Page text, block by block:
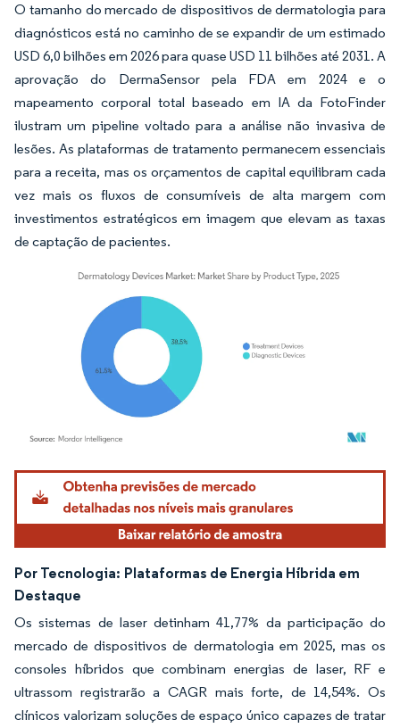
O tamanho do mercado de dispositivos de dermatologia para
diagnósticos está no caminho de se expandir de um estimado
USD 6,0 bilhões em 2026 para quase USD 11 bilhões até 2031. A
aprovação do DermaSensor pela FDA em 2024 e o
mapeamento corporal total baseado em IA da FotoFinder
ilustram um pipeline voltado para a análise não invasiva de
lesões. As plataformas de tratamento permanecem essenciais
para a receita, mas os orçamentos de capital equilibram cada
vez mais os fluxos de consumíveis de alta margem com
investimentos estratégicos em imagem que elevam as taxas
de captação de pacientes.
Imagem © Mordor Intelligence. O reuso requer atribuição conforme CC BY 4.0.
Por Tecnologia: Plataformas de Energia Híbrida em
Destaque
Os sistemas de laser detinham 41,77% da participação do
mercado de dispositivos de dermatologia em 2025, mas os
consoles híbridos que combinam energias de laser, RF e
ultrassom registrarão a CAGR mais forte, de 14,54%. Os
clínicos valorizam soluções de espaço único capazes de tratar